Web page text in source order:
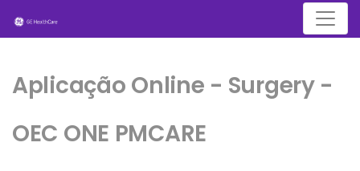
Menu
Aplicação Online - Surgery -
OEC ONE PMCARE